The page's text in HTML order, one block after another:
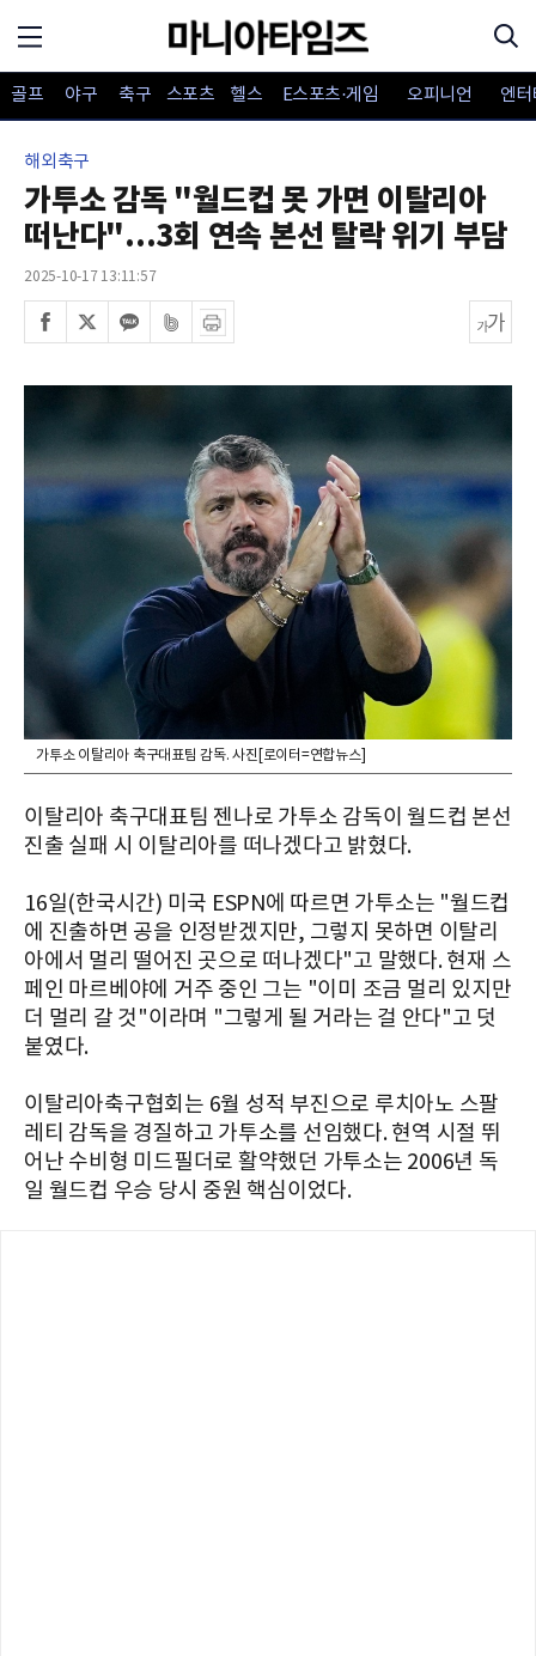
골프 야구 축구 스포츠 헬스 E스포츠·게임 오피니언 엔
해외축구
가투소 감독 "월드컵 못 가면 이탈리아
떠난다"...3회 연속 본선 탈락 위기 부담
2025-10-17 13:11:57
가투소 이탈리아 축구대표팀 감독. 사진[로이터=연합뉴스]
이탈리아 축구대표팀 젠나로 가투소 감독이 월드컵 본선
진출 실패 시 이탈리아를 떠나겠다고 밝혔다.
16일(한국시간) 미국 ESPN에 따르면 가투소는 "월드컵
에 진출하면 공을 인정받겠지만, 그렇지 못하면 이탈리
아에서 멀리 떨어진 곳으로 떠나겠다"고 말했다. 현재 스
페인 마르베야에 거주 중인 그는 "이미 조금 멀리 있지만
더 멀리 갈 것"이라며 "그렇게 될 거라는 걸 안다"고 덧
붙였다.
이탈리아축구협회는 6월 성적 부진으로 루치아노 스팔
레티 감독을 경질하고 가투소를 선임했다. 현역 시절 뛰
어난 수비형 미드필더로 활약했던 가투소는 2006년 독
일 월드컵 우승 당시 중원 핵심이었다.